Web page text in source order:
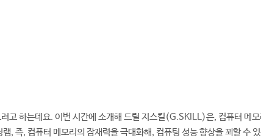
고 하는데요. 이번 시간에 소개해 드릴 지스킬(G.SKILL)은, 컴퓨터 메모
, 즉, 컴퓨터 메모리의 잠재력을 극대화해, 컴퓨팅 성능 향상을 꾀할 수